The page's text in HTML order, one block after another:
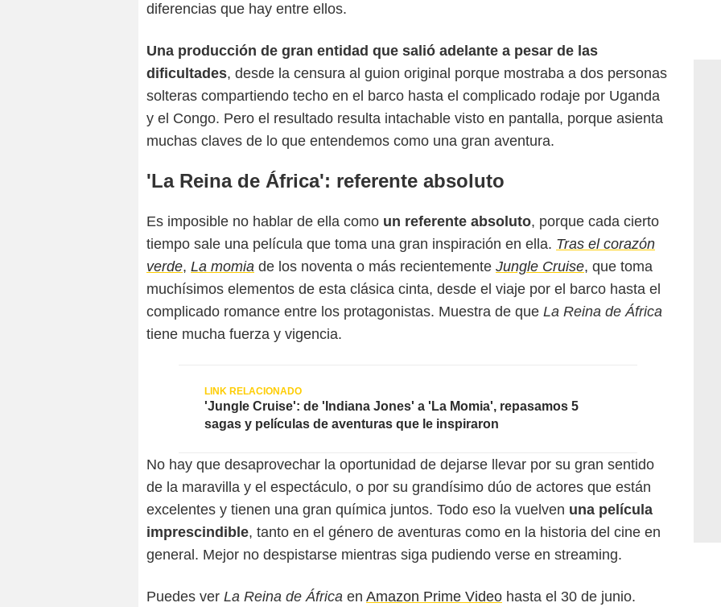
diferencias que hay entre ellos.
Una producción de gran entidad que salió adelante a pesar de las
dificultades, desde la censura al guion original porque mostraba a dos personas
solteras compartiendo techo en el barco hasta el complicado rodaje por Uganda
y el Congo. Pero el resultado resulta intachable visto en pantalla, porque asienta
muchas claves de lo que entendemos como una gran aventura.
'La Reina de África': referente absoluto
Es imposible no hablar de ella como un referente absoluto, porque cada cierto
tiempo sale una película que toma una gran inspiración en ella. Tras el corazón
verde, La momia de los noventa o más recientemente Jungle Cruise, que toma
muchísimos elementos de esta clásica cinta, desde el viaje por el barco hasta el
complicado romance entre los protagonistas. Muestra de que La Reina de África
tiene mucha fuerza y vigencia.
'Jungle Cruise': de 'Indiana Jones' a 'La Momia', repasamos 5
sagas y películas de aventuras que le inspiraron
No hay que desaprovechar la oportunidad de dejarse llevar por su gran sentido
de la maravilla y el espectáculo, o por su grandísimo dúo de actores que están
excelentes y tienen una gran química juntos. Todo eso la vuelven una película
imprescindible, tanto en el género de aventuras como en la historia del cine en
general. Mejor no despistarse mientras siga pudiendo verse en streaming.
Puedes ver La Reina de África en Amazon Prime Video hasta el 30 de junio.